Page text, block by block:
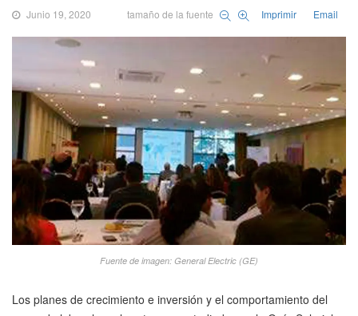
Junio 19, 2020 tamaño de la fuente Imprimir Email
Fuente de imagen: General Electric (GE)
Los planes de crecimiento e inversión y el comportamiento del